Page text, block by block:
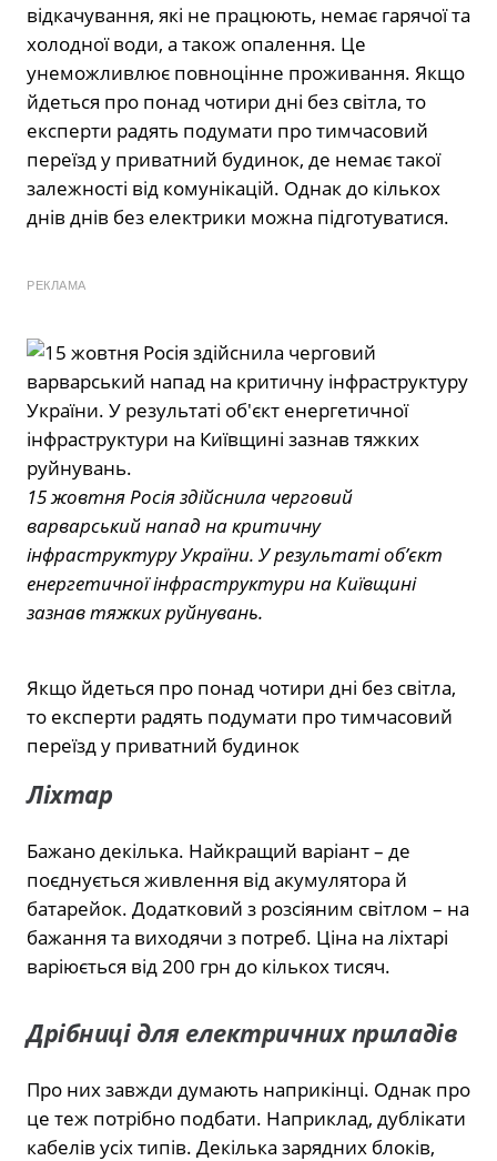
відкачування, які не працюють, немає гарячої та
холодної води, а також опалення. Це
унеможливлює повноцінне проживання. Якщо
йдеться про понад чотири дні без світла, то
експерти радять подумати про тимчасовий
переїзд у приватний будинок, де немає такої
залежності від комунікацій. Однак до кількох
днів днів без електрики можна підготуватися.
РЕКЛАМА
15 жовтня Росія здійснила черговий
варварський напад на критичну
інфраструктуру України. У результаті об’єкт
енергетичної інфраструктури на Київщині
зазнав тяжких руйнувань.
Якщо йдеться про понад чотири дні без світла,
то експерти радять подумати про тимчасовий
переїзд у приватний будинок
Ліхтар
Бажано декілька. Найкращий варіант – де
поєднується живлення від акумулятора й
батарейок. Додатковий з розсіяним світлом – на
бажання та виходячи з потреб. Ціна на ліхтарі
варіюється від 200 грн до кількох тисяч.
Дрібниці для електричних приладів
Про них завжди думають наприкінці. Однак про
це теж потрібно подбати. Наприклад, дублікати
кабелів усіх типів. Декілька зарядних блоків,